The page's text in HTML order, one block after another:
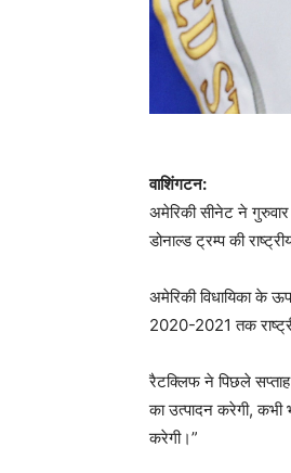
वाशिंगटन:
अमेरिकी सीनेट ने
डोनाल्ड ट्रम्प की
अमेरिकी विधायिका के
2020-2021 तक
रैटक्लिफ ने पिछले
का उत्पादन करेगी, कभी
करेगी।”